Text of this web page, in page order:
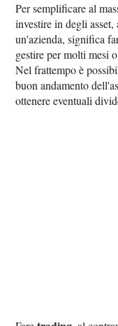
Per semplificare al
investire in degli
un'azienda, significa
gestire per molti mesi
Nel frattempo è
buon andamento
ottenere eventuali